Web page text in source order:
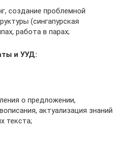
создание проблемной
(сингапурская
работа в парах;
и УУД:
о предложении,
актуализация знаний
текста;